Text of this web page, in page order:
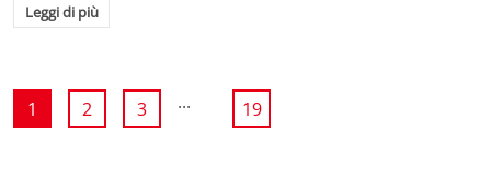
Leggi di più
1 2 3 ... 19